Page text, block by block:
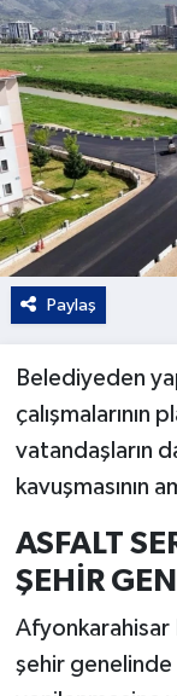
Paylaş
Belediyeden
çalışmalarının
vatandaşların
kavuşmasının
ASFALT
ŞEHİR
Afyonkarahisar
şehir genelinde